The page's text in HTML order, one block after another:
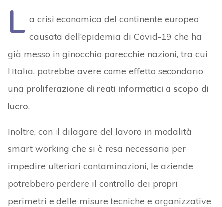
L a crisi economica del continente europeo
causata dell’epidemia di Covid-19 che ha
già messo in ginocchio parecchie nazioni, tra cui
l’Italia, potrebbe avere come effetto secondario
una proliferazione di reati informatici a scopo di
lucro.
Inoltre, con il dilagare del lavoro in modalità
smart working che si è resa necessaria per
impedire ulteriori contaminazioni, le aziende
potrebbero perdere il controllo dei propri
perimetri e delle misure tecniche e organizzative